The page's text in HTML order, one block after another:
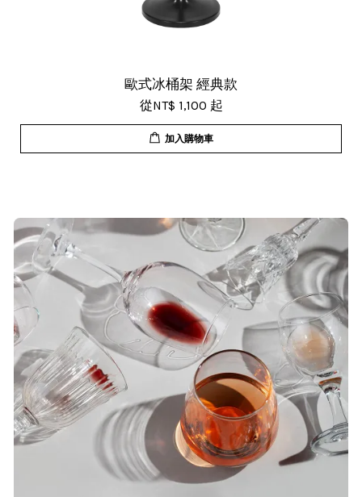
歐式冰桶架 經典款
從NT$ 1,100 起
加入購物車